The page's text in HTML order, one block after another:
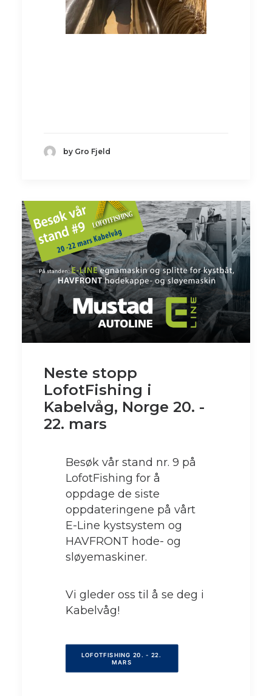
by Gro Fjeld
Neste stopp
LofotFishing i
Kabelvåg, Norge 20. -
22. mars
Besøk vår stand nr. 9 på
LofotFishing for å
oppdage de siste
oppdateringene på vårt
E-Line kystsystem og
HAVFRONT hode- og
sløyemaskiner.
Vi gleder oss til å se deg i
Kabelvåg!
LOFOTFISHING 20. - 22.
MARS